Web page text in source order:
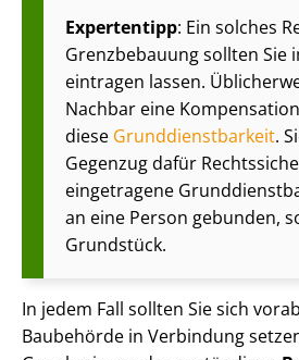
Expertentipp: Ein solches
Grenzbebauung sollten Sie
eintragen lassen.
Nachbar eine
diese Grund­dienst­bar­keit.
Gegenzug dafür
eingetragene
an eine Person gebunden,
Grundstück.
In jedem Fall sollten Sie sich
Baubehörde in Verbindung